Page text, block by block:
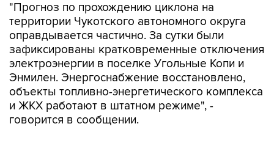
"Прогноз по прохождению циклона на
территории Чукотского автономного округа
оправдывается частично. За сутки были
зафиксированы кратковременные отключения
электроэнергии в поселке Угольные Копи и
Энмилен. Энергоснабжение восстановлено,
объекты топливно-энергетического комплекса
и ЖКХ работают в штатном режиме", -
говорится в сообщении.